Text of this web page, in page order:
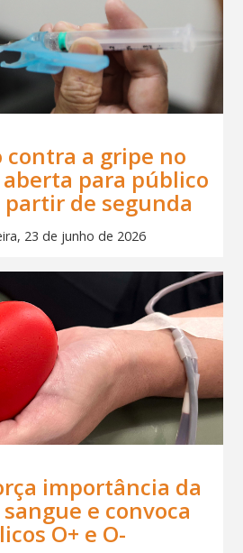
contra a gripe no
aberta para público
partir de segunda
23 de junho de 2026
importância da
e convoca
O+ e O-